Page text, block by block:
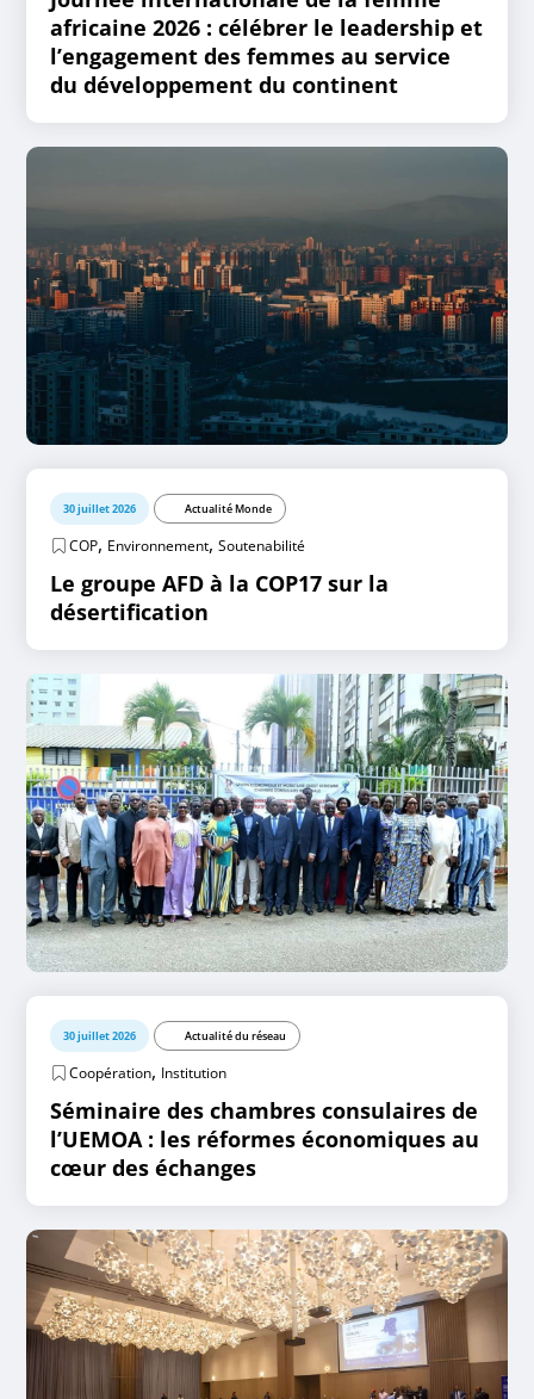
africaine 2026 : célébrer le leadership et
l’engagement des femmes au service
du développement du continent
30 juillet 2026 Actualité Monde
COP, Environnement,Soutenabilité
Le groupe AFD à la COP17 sur la
désertification
30 juillet 2026 Actualité du réseau
Coopération, Institution
Séminaire des chambres consulaires de
l’UEMOA : les réformes économiques au
cœur des échanges